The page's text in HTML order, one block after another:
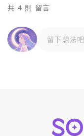
共 4 則 留言
留下想法吧